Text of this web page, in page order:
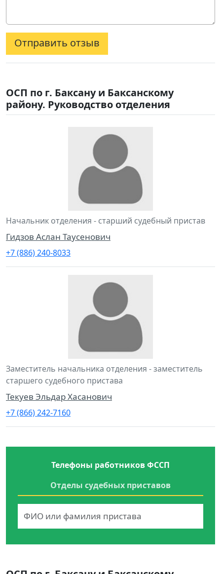
Отправить отзыв
ОСП по г. Баксану и Баксанскому
району. Руководство отделения
Начальник отделения - старший судебный пристав
Гидзов Аслан Таусенович
+7 (886) 240-8033
Заместитель начальника отделения - заместитель
старшего судебного пристава
Текуев Эльдар Хасанович
+7 (866) 242-7160
Телефоны работников ФССП
Отделы судебных приставов